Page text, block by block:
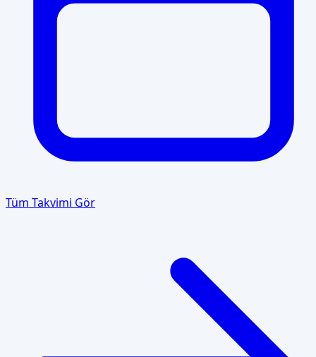
Tüm Takvimi Gör